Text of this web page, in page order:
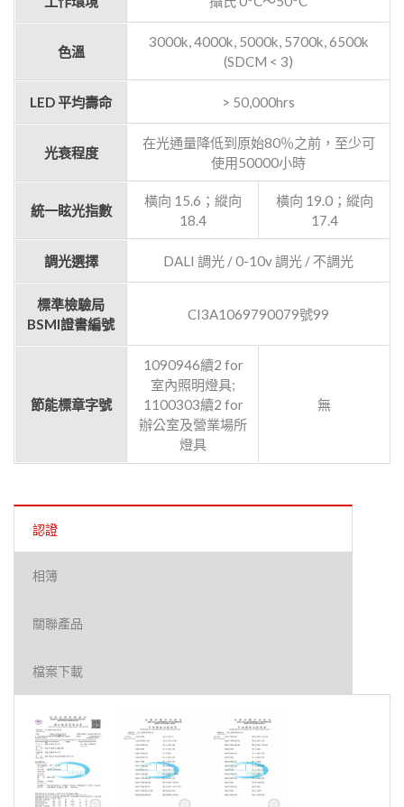
色溫
3000k, 4000k, 5000k, 5700k, 6500k
(SDCM < 3)
LED 平均壽命 > 50,000hrs
光衰程度
在光通量降低到原始80％之前，至少可
使用50000小時
統一眩光指數
橫向 15.6；縱向
18.4
橫向 19.0；縱向
17.4
調光選擇 DALI 調光 / 0-10v 調光 / 不調光
標準檢驗局
BSMI證書編號
CI3A1069790079號99
節能標章字號
1090946續2 for
室內照明燈具;
1100303續2 for
辦公室及營業場所
燈具
無
認證
相簿
關聯產品
檔案下載